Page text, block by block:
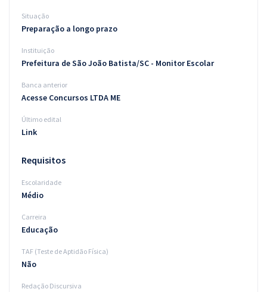
Conteúdo gratuito
Aprovados
Atendimento
Situação
Preparação a longo prazo
Instituição
Prefeitura de São João Batista/SC - Monitor Escolar
Banca anterior
Acesse Concursos LTDA ME
Último edital
Link
Requisitos
Escolaridade
Médio
Carreira
Educação
TAF (Teste de Aptidão Física)
Não
Redação Discursiva